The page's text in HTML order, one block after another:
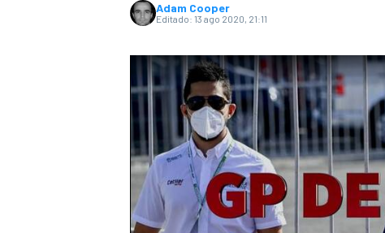
MOTOGP
Adam Cooper
Editado: 13 ago 2020, 21:11